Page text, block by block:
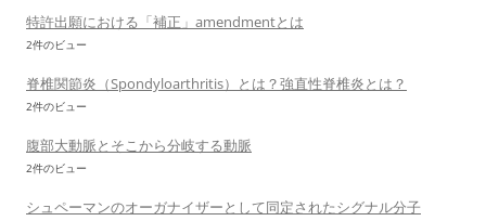
特許出願における「補正」amendmentとは
2件のビュー
脊椎関節炎（Spondyloarthritis）とは？強直性脊椎炎とは？
2件のビュー
腹部大動脈とそこから分岐する動脈
2件のビュー
シュペーマンのオーガナイザーとして同定されたシグナル分子